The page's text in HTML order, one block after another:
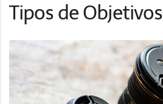
Tipos de Objetivos